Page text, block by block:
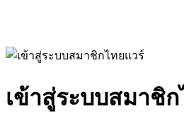
เข้าสู่ระบบสมาชิ